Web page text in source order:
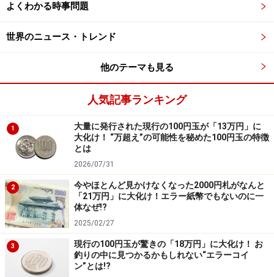
よくわかる時事問題
世界のニュース・トレンド
他のテーマも見る
人気記事ランキング
1
大量に発行された現行の100円玉が「13万円」に
大化け！ “万超え”の可能性を秘めた100円玉の特徴
とは
2026/07/31
2
今やほとんど見かけなくなった2000円札がなんと
「21万円」に大化け！エラー紙幣でもないのに一
体なぜ!?
2025/02/27
3
現行の100円玉が驚きの「18万円」に大化け！ お
釣りの中に見つかるかもしれない“エラーコイ
ン”とは!?